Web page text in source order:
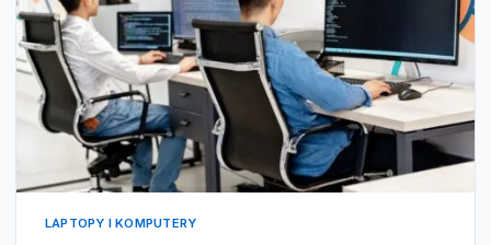
LAPTOPY I KOMPUTERY